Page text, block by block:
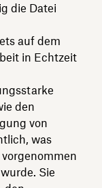
die Datei
auf dem
in Echtzeit
den
von
was
Sie